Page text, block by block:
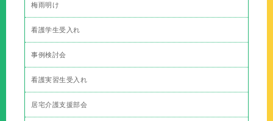
梅雨明け
看護学生受入れ
事例検討会
看護実習生受入れ
居宅介護支援部会